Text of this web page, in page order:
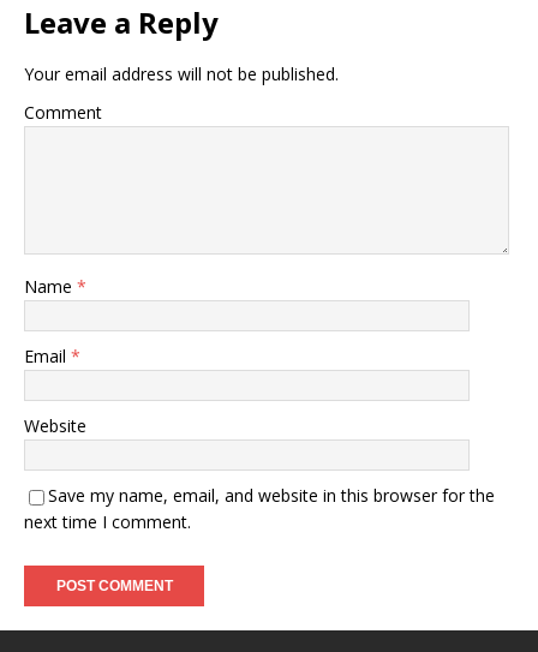
Leave a Reply
Your email address will not be published.
Comment
Name *
Email *
Website
Save my name, email, and website in this browser for the
next time I comment.